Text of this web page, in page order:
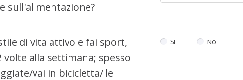
sull'alimentazione?
di vita attivo e fai sport,
volte alla settimana; spesso
vai in bicicletta/ le
Si No